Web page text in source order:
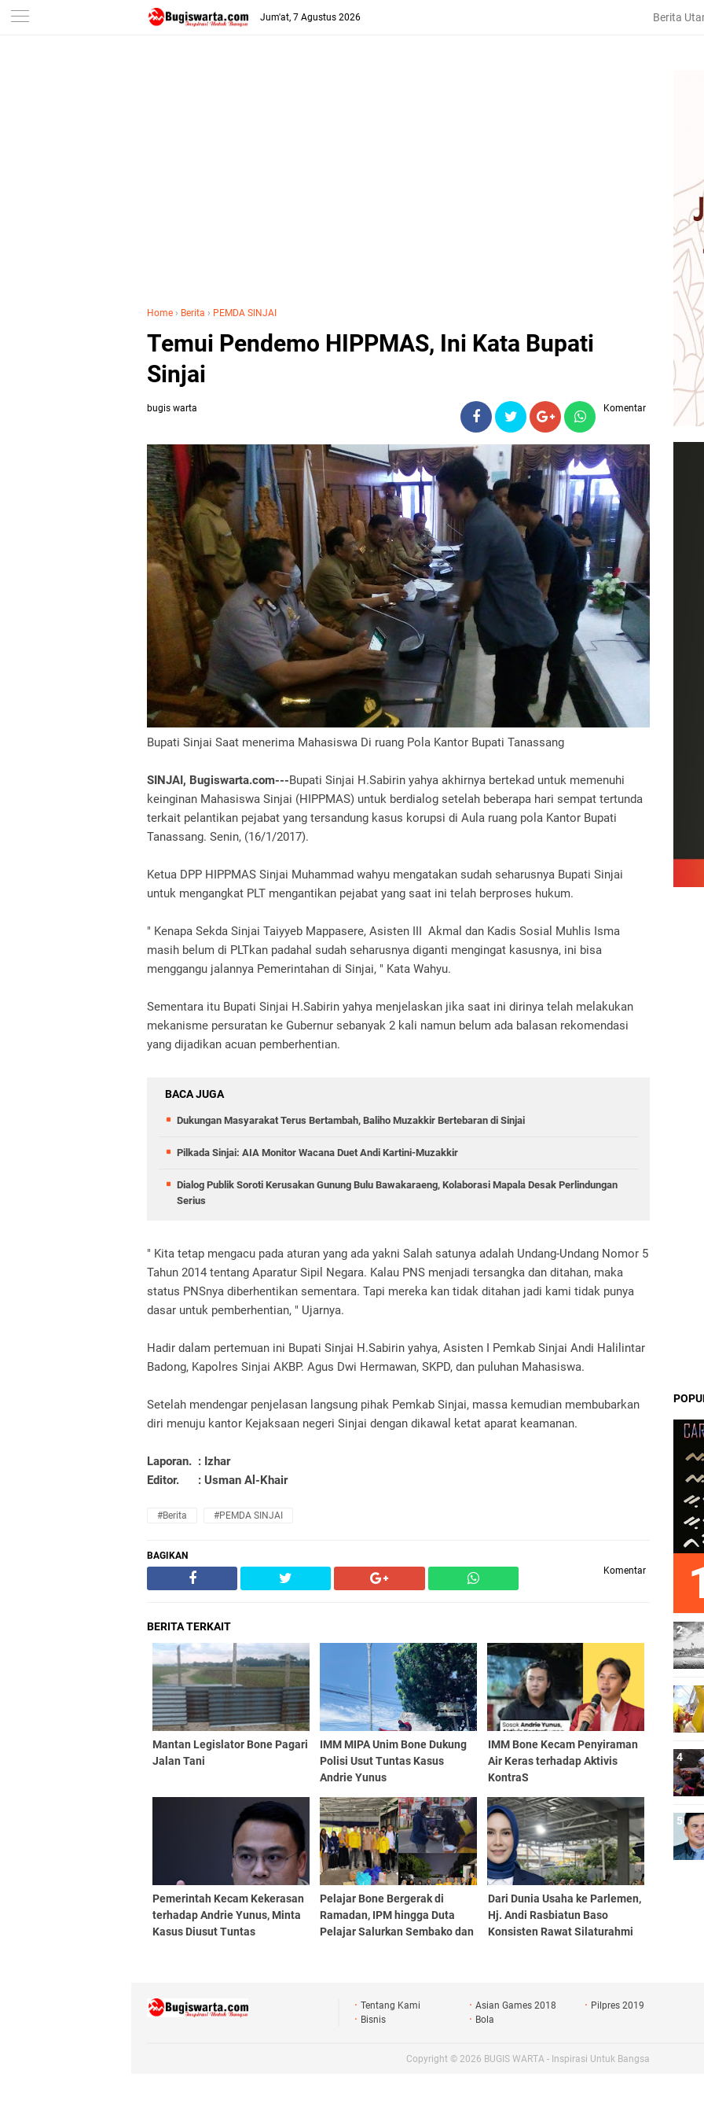
-->
Jum'at, 7 Agustus 2026 Berita
Home › Berita › PEMDA SINJAI
Temui Pendemo HIPPMAS, Ini Kata Bupati
Sinjai
bugis warta Komentar
Bupati Sinjai Saat menerima Mahasiswa Di ruang Pola Kantor Bupati Tanassang
SINJAI, Bugiswarta.com---Bupati Sinjai H.Sabirin yahya akhirnya bertekad untuk memenuhi
keinginan Mahasiswa Sinjai (HIPPMAS) untuk berdialog setelah beberapa hari sempat tertunda
terkait pelantikan pejabat yang tersandung kasus korupsi di Aula ruang pola Kantor Bupati
Tanassang. Senin, (16/1/2017).
Ketua DPP HIPPMAS Sinjai Muhammad wahyu mengatakan sudah seharusnya Bupati Sinjai
untuk mengangkat PLT mengantikan pejabat yang saat ini telah berproses hukum.
" Kenapa Sekda Sinjai Taiyyeb Mappasere, Asisten III Akmal dan Kadis Sosial Muhlis Isma
masih belum di PLTkan padahal sudah seharusnya diganti mengingat kasusnya, ini bisa
menggangu jalannya Pemerintahan di Sinjai, " Kata Wahyu.
Sementara itu Bupati Sinjai H.Sabirin yahya menjelaskan jika saat ini dirinya telah melakukan
mekanisme persuratan ke Gubernur sebanyak 2 kali namun belum ada balasan rekomendasi
yang dijadikan acuan pemberhentian.
BACA JUGA
Dukungan Masyarakat Terus Bertambah, Baliho Muzakkir Bertebaran di Sinjai
Pilkada Sinjai: AIA Monitor Wacana Duet Andi Kartini-Muzakkir
Dialog Publik Soroti Kerusakan Gunung Bulu Bawakaraeng, Kolaborasi Mapala Desak Perlindungan
Serius
" Kita tetap mengacu pada aturan yang ada yakni Salah satunya adalah Undang-Undang Nomor 5
Tahun 2014 tentang Aparatur Sipil Negara. Kalau PNS menjadi tersangka dan ditahan, maka
status PNSnya diberhentikan sementara. Tapi mereka kan tidak ditahan jadi kami tidak punya
dasar untuk pemberhentian, " Ujarnya.
Hadir dalam pertemuan ini Bupati Sinjai H.Sabirin yahya, Asisten I Pemkab Sinjai Andi Halilintar
Badong, Kapolres Sinjai AKBP. Agus Dwi Hermawan, SKPD, dan puluhan Mahasiswa.
Setelah mendengar penjelasan langsung pihak Pemkab Sinjai, massa kemudian membubarkan
diri menuju kantor Kejaksaan negeri Sinjai dengan dikawal ketat aparat keamanan.
Laporan. : Izhar
Editor. : Usman Al-Khair
#Berita #PEMDA SINJAI
BAGIKAN
Komentar
BERITA TERKAIT
Mantan Legislator Bone Pagari
Jalan Tani
IMM MIPA Unim Bone Dukung
Polisi Usut Tuntas Kasus
Andrie Yunus
IMM Bone Kecam Penyiraman
Air Keras terhadap Aktivis
KontraS
Pemerintah Kecam Kekerasan
terhadap Andrie Yunus, Minta
Kasus Diusut Tuntas
Pelajar Bone Bergerak di
Ramadan, IPM hingga Duta
Pelajar Salurkan Sembako dan
Dari Dunia Usaha ke Parlemen,
Hj. Andi Rasbiatun Baso
Konsisten Rawat Silaturahmi
Tentang Kami Asian Games 2018
Pilpres 2019
Bisnis
Bola
Copyright © 2026 BUGIS WARTA - Inspirasi Untuk Bangsa